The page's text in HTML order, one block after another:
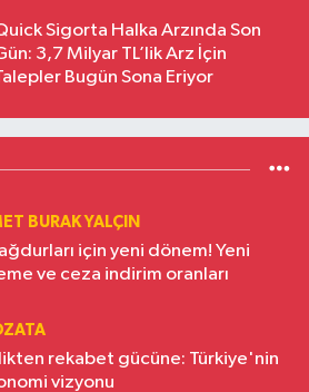
Sigorta Halka Arzında Son
3,7 Milyar TL’lik Arz İçin
Bugün Sona Eriyor
BURAK YALÇIN
için yeni dönem! Yeni
ve ceza indirim oranları
rekabet gücüne: Türkiye'nin
vizyonu